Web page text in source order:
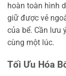
hoàn toàn hình
giữ được vẻ
của bể. Cần lưu
cùng một lúc.
Tối Ưu Hóa